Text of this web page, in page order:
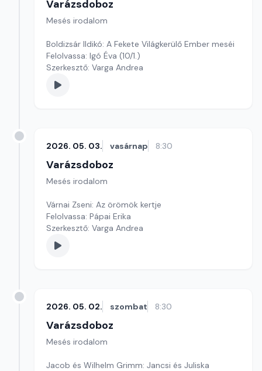
Varázsdoboz
Mesés irodalom
Boldizsár Ildikó: A Fekete Világkerülő Ember meséi
Felolvassa: Igó Éva (10/1.)
Szerkesztő: Varga Andrea
2026. 05. 03. vasárnap 8:30
Varázsdoboz
Mesés irodalom
Várnai Zseni: Az örömök kertje
Felolvassa: Pápai Erika
Szerkesztő: Varga Andrea
2026. 05. 02. szombat 8:30
Varázsdoboz
Mesés irodalom
Jacob és Wilhelm Grimm: Jancsi és Juliska